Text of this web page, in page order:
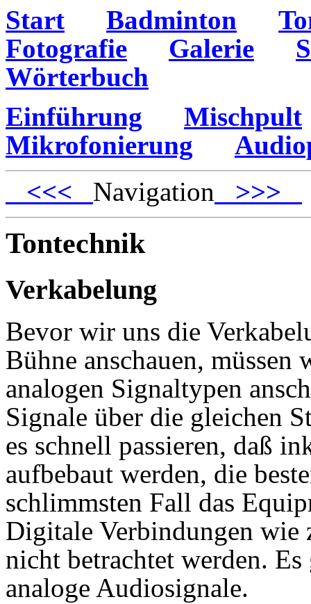
Start Badminton
Fotografie
Galerie
Wörterbuch
Einführung
Mischpult
Mikrofonierung
<<< Navigation >>>
Tontechnik
Verkabelung
Bevor wir uns die
Bühne anschauen, müssen
analogen Signaltypen
Signale über die gleichen
es schnell passieren, daß
aufbebaut werden, die
schlimmsten Fall das
Digitale Verbindungen
nicht betrachtet werden.
analoge Audiosignale.